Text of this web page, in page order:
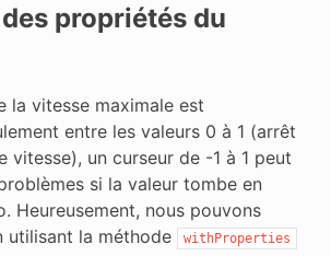
propriétés du
la vitesse maximale est
entre les valeurs 0 à 1 (arrêt
vitesse), un curseur de -1 à 1 peut
si la valeur tombe en
Heureusement, nous pouvons
utilisant la méthode
withProperties